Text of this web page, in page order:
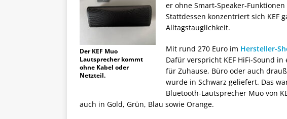
Der KEF Muo
Lautsprecher kommt
ohne Kabel oder
Netzteil.
er ohne
Stattdessen konzentriert sich KEF
Alltagstauglichkeit.
Mit rund 270 Euro im Hersteller-
Dafür verspricht KEF HiFi‑Sound
für Zuhause, Büro oder auch
wurde in Schwarz geliefert. Das
Bluetooth-Lautsprecher Muo von
auch in Gold, Grün, Blau sowie Orange.